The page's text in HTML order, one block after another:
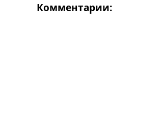
Англия. Премьер-Лига
Испания. Ла Лига
Комментарии: